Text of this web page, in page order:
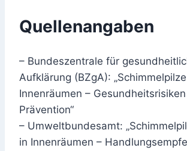
Quellenangaben
– Bundeszentrale für
Aufklärung (BZgA):
Innenräumen –
Prävention“
– Umweltbundesamt:
in Innenräumen –